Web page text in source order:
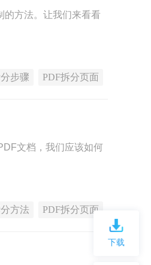
的方法。让我们来看看
步骤 PDF拆分页面
文档，我们应该如何
方法 PDF拆分页面
下载